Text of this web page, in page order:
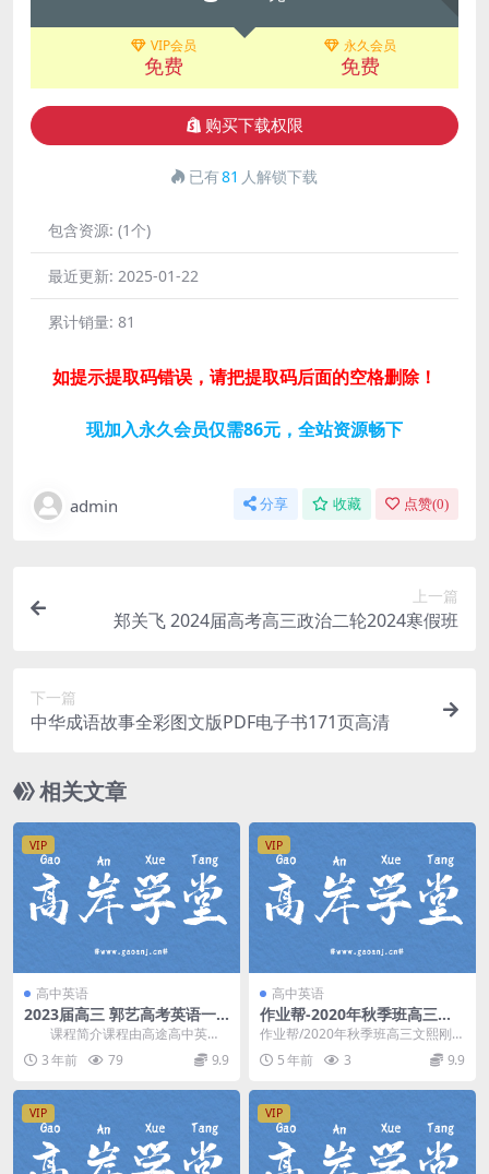
VIP会员
免费
永久会员
免费
购买下载权限
已有81 人解锁下载
包含资源: (1个)
最近更新: 2025-01-22
累计销量: 81
如提示提取码错误，请把提取码后面的空格删除！
现加入永久会员仅需86元，全站资源畅下
admin 分享 收藏 点赞(0)
上一篇
郑关飞 2024届高考高三政治二轮2024寒假班
下一篇
中华成语故事全彩图文版PDF电子书171页高清
相关文章
VIP
高中英语
2023届高三 郭艺高考英语一
轮暑期班秋季班合集
课程简介课程由高途高中英语
资深主讲 郭艺 讲课，机构年度优秀
讲师，2023届...
3 年前 79 9.9
VIP
高中英语
​作业帮-2020年秋季班高三文
熙刚英语-985-班（备考202
1）（4.13G高清视频）百度云
作业帮/2020年秋季班高三文熙刚英
语-985-班（备考2021）/├──讲
义|...5 年前 3 9.9
VIP VIP